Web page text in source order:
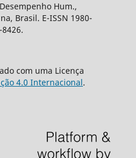
Hum.,
Brasil. E-ISSN 1980-
com uma Licença
4.0 Internacional.